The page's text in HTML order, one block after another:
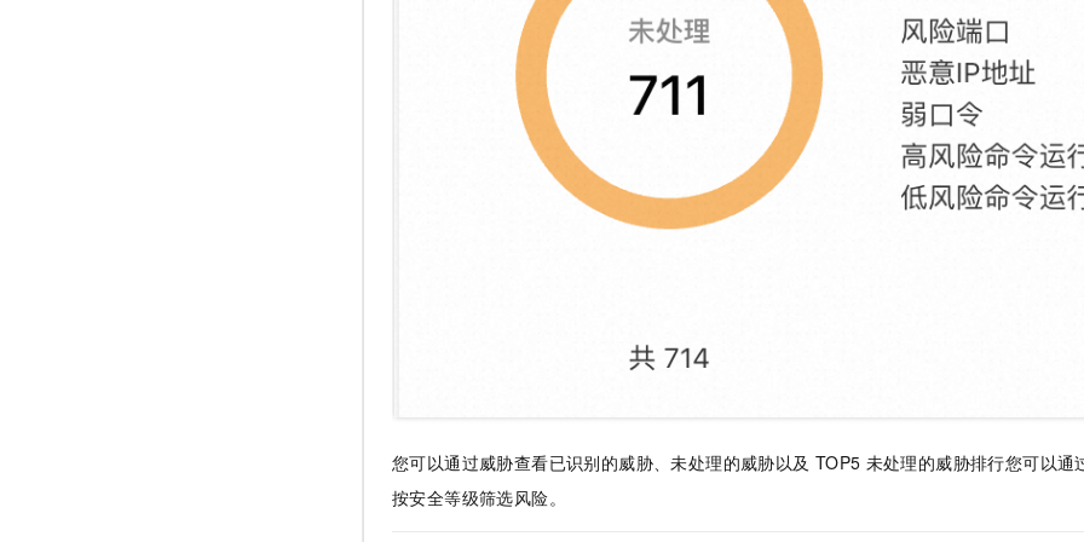
您可以通过威胁查看已识别的威胁、未处理的威胁以及 TOP5 未处理的威胁排行您可以通
按安全等级筛选风险。